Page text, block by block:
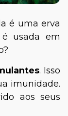
é uma erva
usada em
. Isso
imunidade.
aos seus